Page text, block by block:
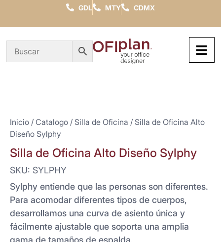
GDL MTY CDMX
Inicio / Catalogo / Silla de Oficina / Silla de Oficina Alto
Diseño Sylphy
Silla de Oficina Alto Diseño Sylphy
SKU: SYLPHY
Sylphy entiende que las personas son diferentes.
Para acomodar diferentes tipos de cuerpos,
desarrollamos una curva de asiento única y
fácilmente ajustable que soporta una amplia
gama de tamaños de espalda.